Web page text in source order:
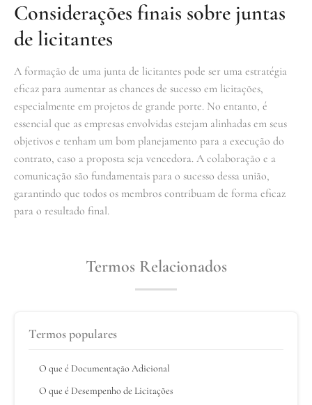
Considerações finais sobre juntas
de licitantes
A formação de uma junta de licitantes pode ser uma estratégia
eficaz para aumentar as chances de sucesso em licitações,
especialmente em projetos de grande porte. No entanto, é
essencial que as empresas envolvidas estejam alinhadas em seus
objetivos e tenham um bom planejamento para a execução do
contrato, caso a proposta seja vencedora. A colaboração e a
comunicação são fundamentais para o sucesso dessa união,
garantindo que todos os membros contribuam de forma eficaz
para o resultado final.
Termos Relacionados
Termos populares
O que é Documentação Adicional
O que é Desempenho de Licitações